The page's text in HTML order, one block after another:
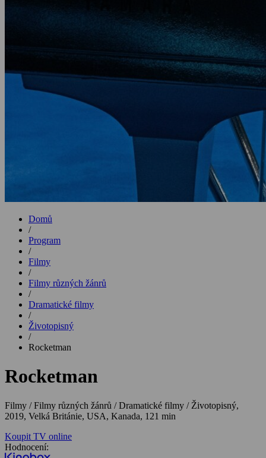
Domů
/
Program
/
Filmy
/
Filmy různých žánrů
/
Dramatické filmy
/
Životopisný
/
Rocketman
Rocketman
Filmy / Filmy různých žánrů / Dramatické filmy / Životopisný,
2019, Velká Británie, USA, Kanada, 121 min
Koupit TV online
Hodnocení: